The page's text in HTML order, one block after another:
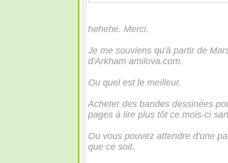
hehehe. Merci.
Je me souviens qu'à partir de
d'Arkham amilova.com.
Ou quel est le meilleur.
Acheter des bandes dessinées
pages à lire plus tôt ce mois-ci
Ou vous pouvez attendre d'une
que ce soit.